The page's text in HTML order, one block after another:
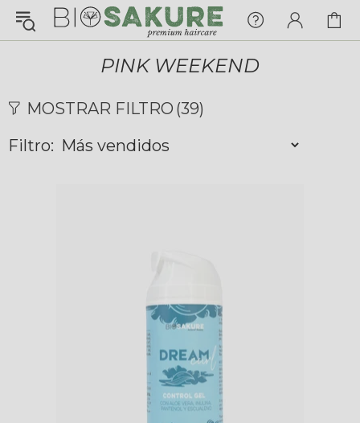
¡Konnichiwa!
¿En qué puedo ayudarte hoy?
Chat with us
FAQs View All
PINK WEEKEND
MOSTRAR FILTRO (39)
Filtro: